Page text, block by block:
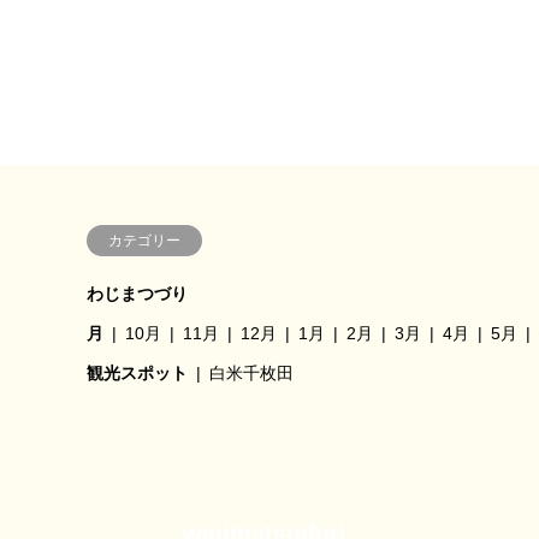
カテゴリー
わじまつづり
月 10月 11月 12月 1月 2月 3月 4月 5月
観光スポット 白米千枚田